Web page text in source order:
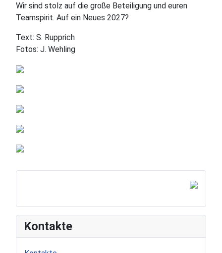
Wir sind stolz auf die große Beteiligung und euren
Teamspirit. Auf ein Neues 2027?
Text: S. Rupprich
Fotos: J. Wehling
Kontakte